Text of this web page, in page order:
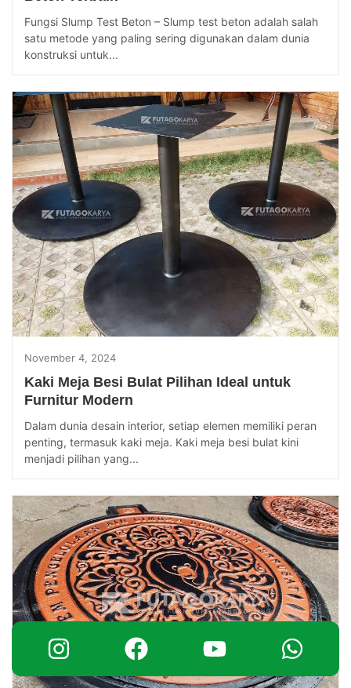
Fungsi Slump Test Beton – Slump test beton adalah salah
satu metode yang paling sering digunakan dalam dunia
konstruksi untuk...
November 4, 2024
Kaki Meja Besi Bulat Pilihan Ideal untuk
Furnitur Modern
Dalam dunia desain interior, setiap elemen memiliki peran
penting, termasuk kaki meja. Kaki meja besi bulat kini
menjadi pilihan yang...